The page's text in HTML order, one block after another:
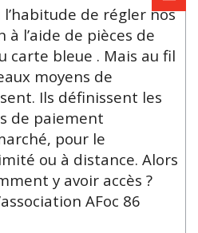
l’habitude de régler nos
l’aide de pièces de
carte bleue . Mais au fil
moyens de
Ils définissent les
de paiement
pour le
ou à distance. Alors
y avoir accès ?
AFoc 86